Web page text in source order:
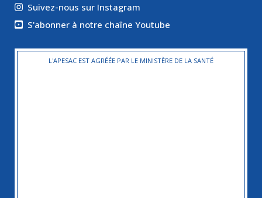
Suivez-nous sur Instagram
S'abonner à notre chaîne Youtube
L'APESAC EST AGRÉÉE PAR LE MINISTÈRE DE LA SANTÉ